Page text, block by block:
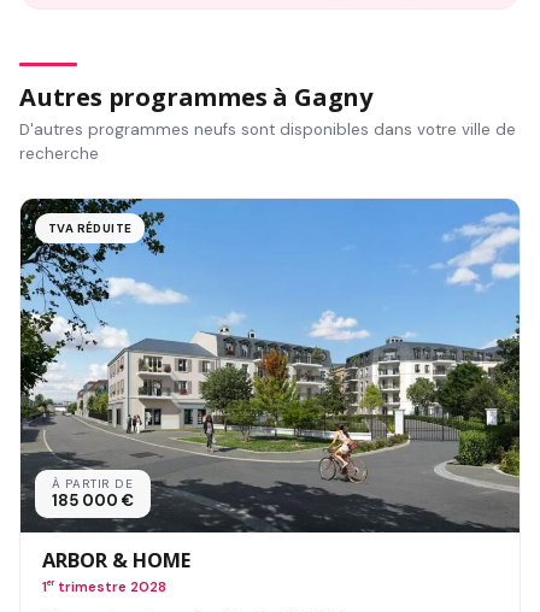
Autres programmes à Gagny
D'autres programmes neufs sont disponibles dans votre ville de
recherche
TVA RÉDUITE
À PARTIR DE
185 000 €
ARBOR & HOME
1ertrimestre 2028